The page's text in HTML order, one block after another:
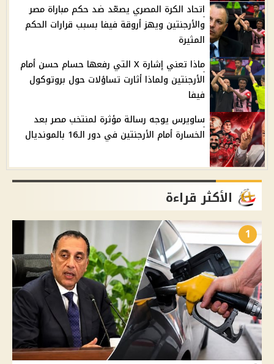
اتحاد الكرة المصري يصعّد ضد حكم مباراة مصر
والأرجنتين ويهز أروقة فيفا بسبب قرارات الحكم
المثيرة
ماذا تعني إشارة X التي رفعها حسام حسن أمام
الأرجنتين ولماذا أثارت تساؤلات حول بروتوكول
فيفا
ساويرس يوجه رسالة مؤثرة لمنتخب مصر بعد
الخسارة أمام الأرجنتين في دور الـ16 بالمونديال
الأكثر قراءة
1